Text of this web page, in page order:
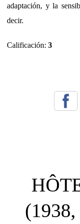
adaptación, y la
decir.
Calificación: 3